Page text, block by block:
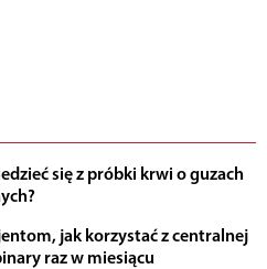
się z próbki krwi o guzach
jak korzystać z centralnej
raz w miesiącu